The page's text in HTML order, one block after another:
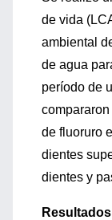
de vida
ambiental
de agua
período de
de fluoruro
dientes
dientes y
Resultados